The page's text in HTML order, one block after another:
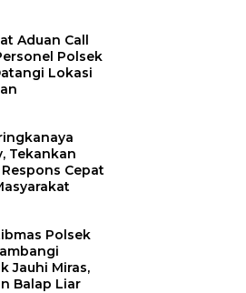
Aduan Call
Polsek
Lokasi
Tekankan
Cepat
Polsek
Jauhi Miras,
Balap Liar